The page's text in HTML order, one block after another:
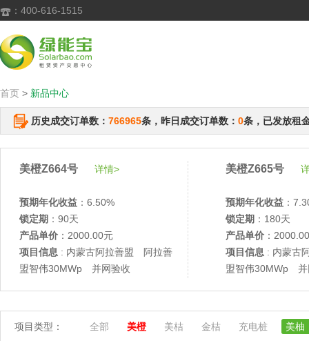
 ：400-616-1515
首页 > 新品中心
历史成交订单数： 766965条，昨日成交订单数： 0条，已发放租
美橙Z664号 详情>
预期年化收益 ：6.50%
锁定期 ：90天
产品单价 ：2000.00元
项目信息 : 内蒙古阿拉善盟 阿拉善
盟智伟30MWp 并网验收
美橙Z665号
预期年化收益 ：
锁定期 ：180天
产品单价 ：
项目信息 : 内蒙古
盟智伟30MWp 并
项目类型： 全部 美橙 美桔 金桔 充电桩 美柚